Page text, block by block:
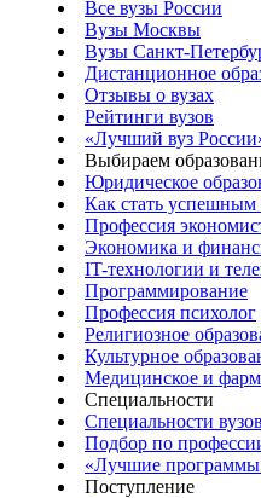
Все вузы России
Вузы Москвы
Вузы Санкт-
Дистанционное
Отзывы о вузах
Рейтинги вузов
«Лучший вуз
Выбираем
Юридическое
Как стать
Профессия
Экономика и
IT-технологии и
Программирование
Профессия психолог
Религиозное
Культурное
Медицинское и
Специальности
Специальности вузов
Подбор по
«Лучшие программы
Поступление